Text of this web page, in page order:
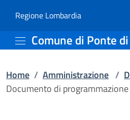
Documento
Regione Lombardia(apre in
Comune di Ponte
Home / Amministrazione /
Documento di